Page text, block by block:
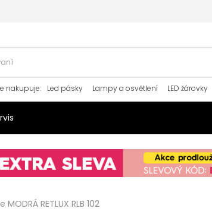
nakupuje: Led pásky Lampy a osvětlení LED žárovky
RETLUX RLB 102